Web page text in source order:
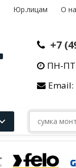
Юр.лицам О
+7
ПН-ПТ:
Email: